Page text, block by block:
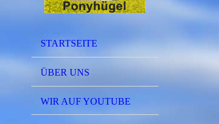
STARTSEITE
ÜBER UNS
WIR AUF YOUTUBE